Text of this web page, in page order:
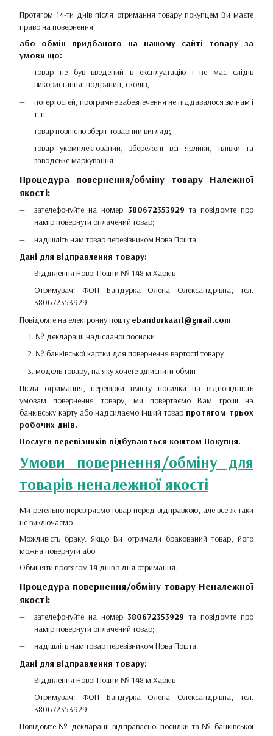
Протягом 14-ти днів після отримання товару покупцем Ви маєте
право на повернення
або обмін придбаного на нашому сайті товару за
умови що:
товар не був введений в експлуатацію і не має слідів
використання: подряпин, сколів,
потертостей, програмне забезпечення не піддавалося змінам і
т. п.
товар повністю зберіг товарний вигляд;
товар укомплектований, збережені всі ярлики, плівки та
заводське маркування.
Процедура повернення/обміну товару Належної
якості:
зателефонуйте на номер 380672353929 та повідомте про
намір повернути оплачений товар;
надішліть нам товар перевізником Нова Пошта.
Дані для відправлення товару:
Відділення Нової Пошти № 148 м Харків
Отримувач: ФОП Бандурка Олена Олександрівна, тел.
380672353929
Повідомте на електронну пошту ebandurkaart@gmail.com
№ декларації надісланої посилки
№ банківської картки для повернення вартості товару
модель товару, на яку хочете здійснити обмін
Після отримання, перевірки вмісту посилки на відповідність
умовам повернення товару, ми повертаємо Вам гроші на
банківську карту або надсилаємо інший товар протягом трьох
робочих днів.
Послуги перевізників відбуваються коштом Покупця.
Умови повернення/обміну для
товарів неналежної якості
Ми ретельно перевіряємо товар перед відправкою, але все ж таки
не виключаємо
Можливість браку. Якщо Ви отримали бракований товар, його
можна повернути або
Обміняти протягом 14 днів з дня отримання.
Процедура повернення/обміну товару Неналежної
якості:
зателефонуйте на номер 380672353929та повідомте про
намір повернути оплачений товар;
надішліть нам товар перевізником Нова Пошта.
Дані для відправлення товару:
Відділення Нової Пошти № 148 м Харків
Отримувач: ФОП Бандурка Олена Олександрівна, тел.
380672353929
Повідомте № декларації відправленої посилки та № банківської